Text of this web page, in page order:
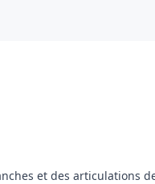
et des articulations